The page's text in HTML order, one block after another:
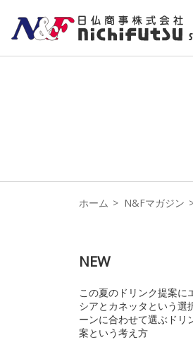
ホーム N&Fマガジン
NEW
この夏のドリンク提案に
シアとカネッタという選
ーンに合わせて選ぶドリ
案という考え方